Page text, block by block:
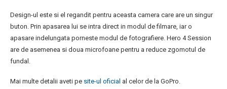
Design-ul este si el regandit pentru aceasta camera care are un singur
buton. Prin apasarea lui se intra direct in modul de filmare, iar o
apasare indelungata porneste modul de fotografiere. Hero 4 Session
are de asemenea si doua microfoane pentru a reduce zgomotul de
fundal.
Mai multe detalii aveti pe site-ul oficial al celor de la GoPro.